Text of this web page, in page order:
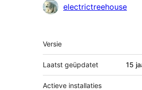
Bijdragerselectrictreehouse
Meta
Versie
Laatst geüpdatet 15
Actieve installaties